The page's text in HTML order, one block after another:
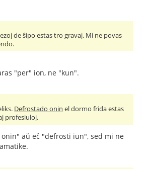
de ŝipo estas tro gravaj. Mi ne povas
"per" ion, ne "kun".
Defrostado onin el dormo frida estas
profesiuloj.
aŭ eĉ "defrosti iun", sed mi ne